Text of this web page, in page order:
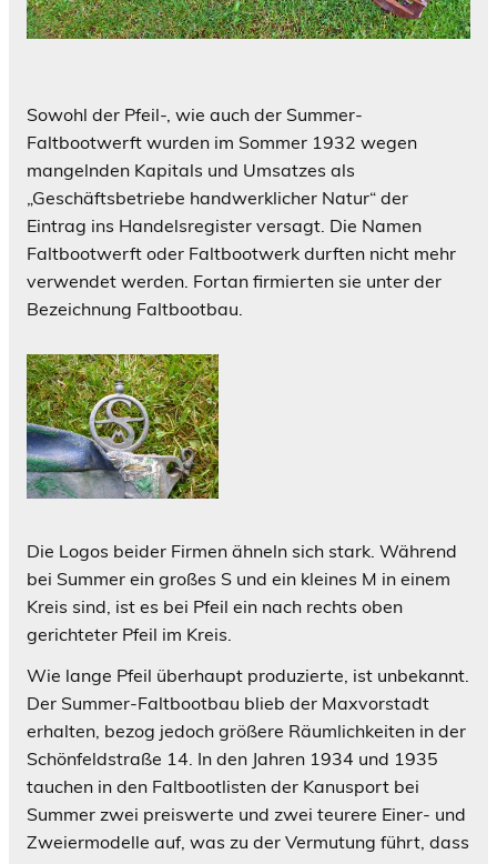
Sowohl der Pfeil-, wie auch der Summer-
Faltbootwerft wurden im Sommer 1932 wegen
mangelnden Kapitals und Umsatzes als
„Geschäftsbetriebe handwerklicher Natur“ der
Eintrag ins Handelsregister versagt. Die Namen
Faltbootwerft oder Faltbootwerk durften nicht mehr
verwendet werden. Fortan firmierten sie unter der
Bezeichnung Faltbootbau.
Die Logos beider Firmen ähneln sich stark. Während
bei Summer ein großes S und ein kleines M in einem
Kreis sind, ist es bei Pfeil ein nach rechts oben
gerichteter Pfeil im Kreis.
Wie lange Pfeil überhaupt produzierte, ist unbekannt.
Der Summer-Faltbootbau blieb der Maxvorstadt
erhalten, bezog jedoch größere Räumlichkeiten in der
Schönfeldstraße 14. In den Jahren 1934 und 1935
tauchen in den Faltbootlisten der Kanusport bei
Summer zwei preiswerte und zwei teurere Einer- und
Zweiermodelle auf, was zu der Vermutung führt, dass